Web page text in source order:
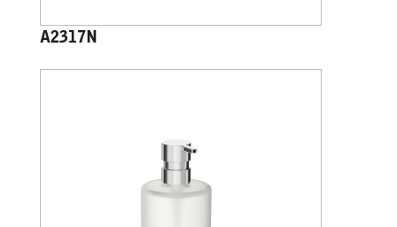
A2317N